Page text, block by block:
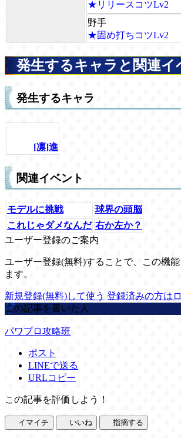
★リリースコツLv2
野手
★固め打ちコツLv2
発生するキャラと関連イ
発生するキャラ
[凛]進
関連イベント
モデルに挑戦
球界の頭脳
これじゃダメなんだ 右か左か？
ユーザー登録のご案内
ユーザー登録(無料)することで、この機
ます。
新規登録(無料)して使う 登録済みの方は
この記事を書いた人
パワプロ攻略班
ポスト
LINEで送る
URLコピー
この記事を評価しよう！
イマイチ いいね 指摘する